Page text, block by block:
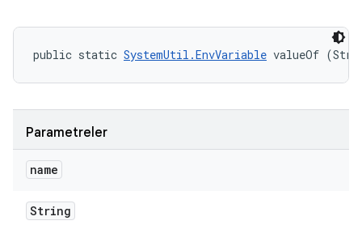
public static SystemUtil.EnvVariable valueOf
Parametreler
name
String